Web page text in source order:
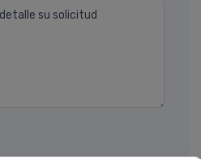
su solicitud